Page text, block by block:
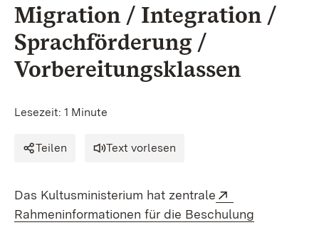
Migration / Integration /
Sprachförderung /
Vorbereitungsklassen
Lesezeit: 1 Minute
Teilen Text vorlesen
Das Kultusministerium hat zentrale
Rahmeninformationen für die Beschulung